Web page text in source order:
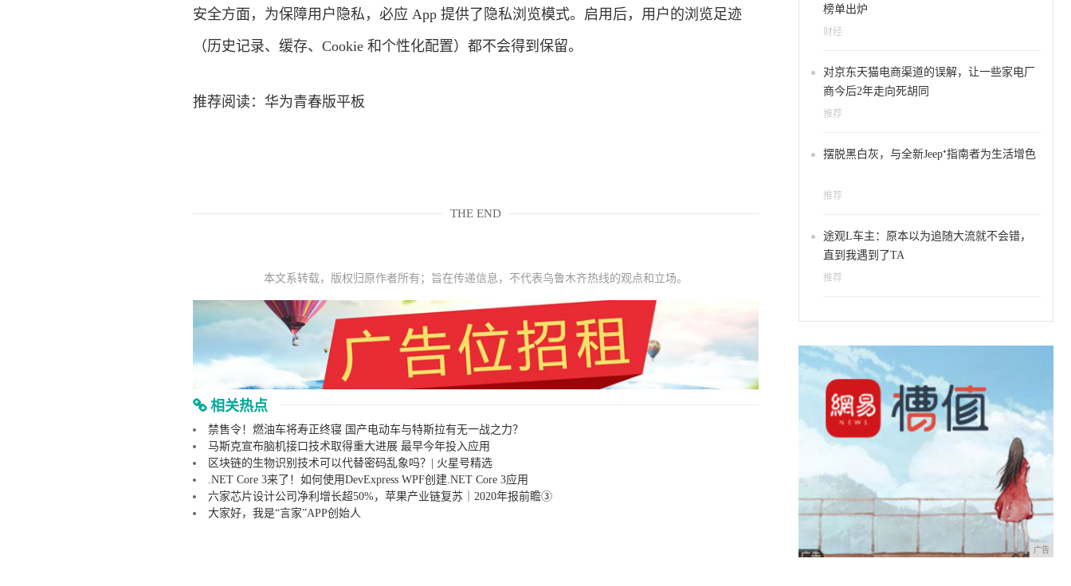
安全方面，为保障用户隐私，必应 App 提供了隐私浏览模式。启用后，用户的浏览足迹
（历史记录、缓存、Cookie 和个性化配置）都不会得到保留。
推荐阅读： 华为青春版平板
THE END
本文系转载，版权归原作者所有；旨在传递信息，不代表乌鲁木齐热线的观点和立场。
相关热点
禁售令！燃油车将寿正终寝 国产电动车与特斯拉有无一战之力？
马斯克宣布脑机接口技术取得重大进展 最早今年投入应用
区块链的生物识别技术可以代替密码乱象吗？| 火星号精选
.NET Core 3来了！如何使用DevExpress WPF创建.NET Core 3应用
六家芯片设计公司净利增长超50%，苹果产业链复苏｜2020年报前瞻③
大家好，我是“言家”APP创始人
榜单出炉
财经
对京东天猫电商渠道的误解，让一些家电厂
商今后2年走向死胡同
推荐
摆脱黑白灰，与全新Jeep⁺指南者为生活增色
推荐
途观L车主：原本以为追随大流就不会错，
直到我遇到了TA
推荐
广告